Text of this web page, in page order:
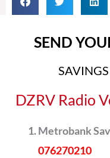
SEND
DZRV Radio
Metrobank
076270210